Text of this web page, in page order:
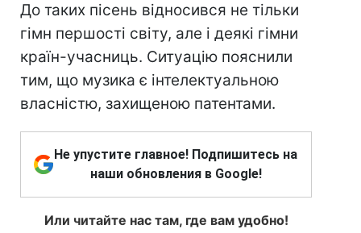
До таких пісень відносився не тільки
гімн першості світу, але і деякі гімни
країн-учасниць. Ситуацію пояснили
тим, що музика є інтелектуальною
власністю, захищеною патентами.
Не упустите главное! Подпишитесь на
наши обновления в Google!
Или читайте нас там, где вам удобно!